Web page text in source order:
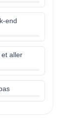
end
et aller